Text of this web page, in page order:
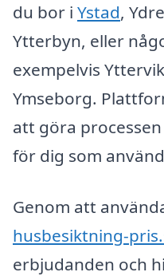
du bor i Ystad,
Ytterbyn, eller
exempelvis
Ymseborg.
att göra
för dig som
Genom att
husbesiktning-
erbjudanden och